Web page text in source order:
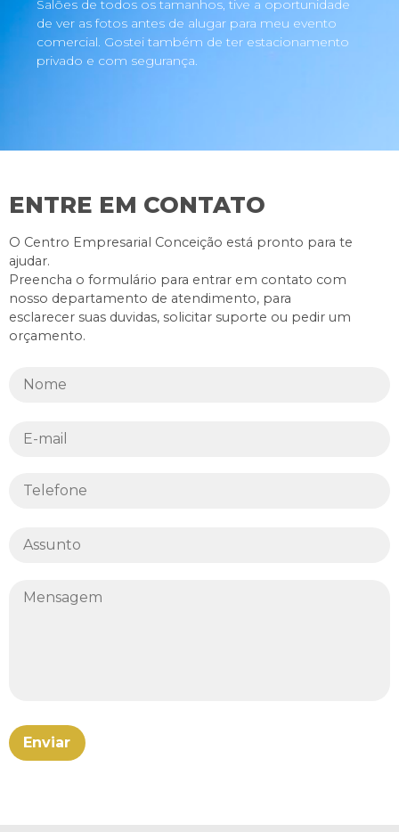
Salões de todos os tamanhos, tive a oportunidade
de ver as fotos antes de alugar para meu evento
comercial. Gostei também de ter estacionamento
privado e com segurança.
ENTRE EM CONTATO
O Centro Empresarial Conceição está pronto para te
ajudar.
Preencha o formulário para entrar em contato com
nosso departamento de atendimento, para
esclarecer suas duvidas, solicitar suporte ou pedir um
orçamento.